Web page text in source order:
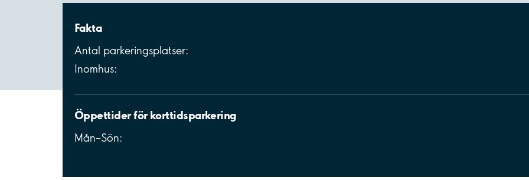
Fakta
Antal parkeringsplatser:
Inomhus:
Öppettider för korttidsparkering
Mån–Sön: